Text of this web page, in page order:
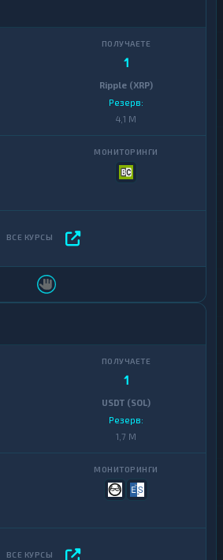
1
Ripple (XRP)
Резерв:
4,1 M
1
USDT (SOL)
Резерв:
1,7 M